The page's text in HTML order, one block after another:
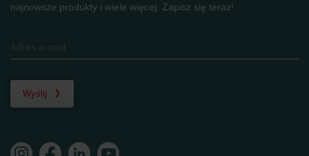
najnowsze produkty i wiele więcej. Zapisz się teraz!
Wyślij